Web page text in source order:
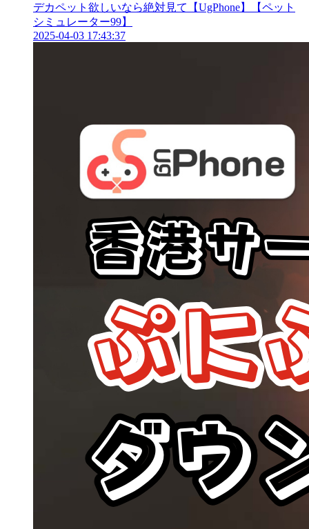
デカペット欲しいなら絶対見て【UgPhone】【ペット
シミュレーター99】
2025-04-03 17:43:37